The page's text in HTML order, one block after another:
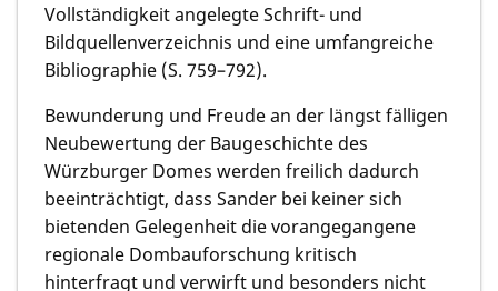
Vollständigkeit angelegte Schrift- und
Bildquellenverzeichnis und eine umfangreiche
Bibliographie (S. 759–792).
Bewunderung und Freude an der längst fälligen
Neubewertung der Baugeschichte des
Würzburger Domes werden freilich dadurch
beeinträchtigt, dass Sander bei keiner sich
bietenden Gelegenheit die vorangegangene
regionale Dombauforschung kritisch
hinterfragt und verwirft und besonders nicht